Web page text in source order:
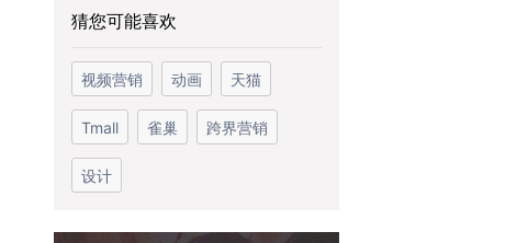
猜您可能喜欢
视频营销 动画 天猫
Tmall 雀巢 跨界营销
设计